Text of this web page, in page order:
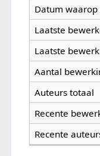
Datum
Laatste
Laatste
Aantal
Auteurs totaal
Recente
Recente